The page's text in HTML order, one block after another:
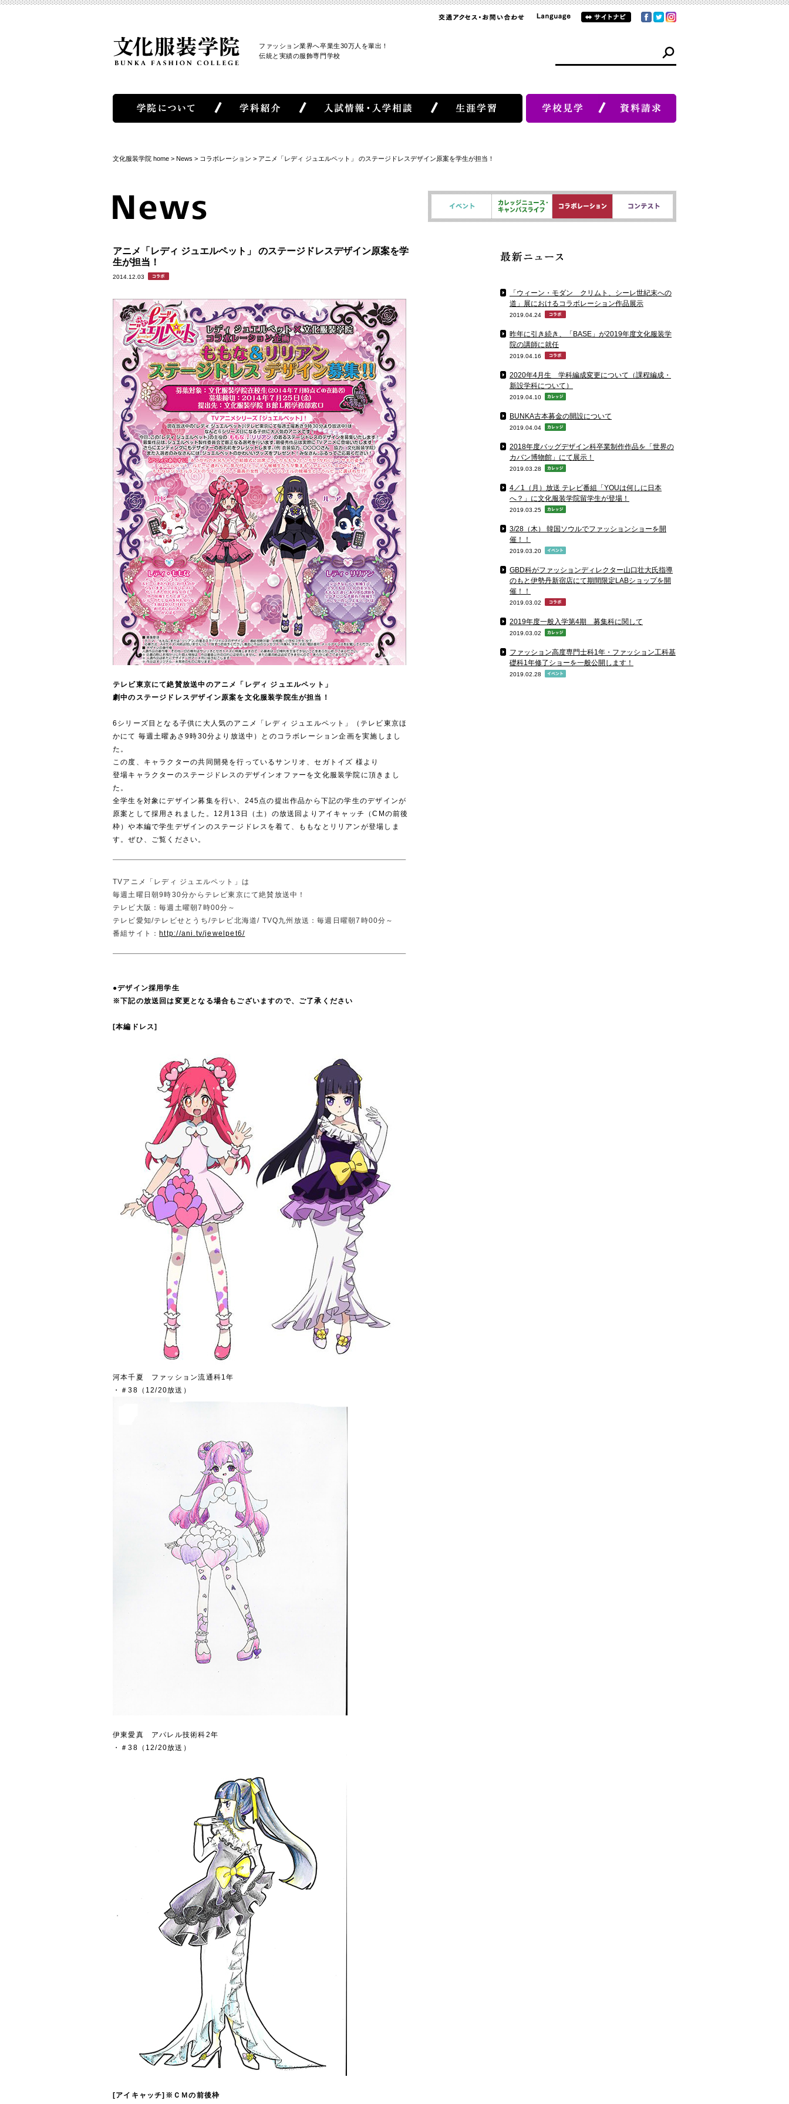
ファッション業界へ卒業生30万人を輩出！
伝統と実績の服飾専門学校
文化服装学院 home > News > コラボレーション > アニメ「レディ ジュエルペット」 のステージドレスデザイン原案を学生が担当！
アニメ「レディ ジュエルペット」 のステージドレスデザイン原案を学
生が担当！
2014.12.03
テレビ東京にて絶賛放送中のアニメ「レディ ジュエルペット」
劇中のステージドレスデザイン原案を文化服装学院生が担当！
6シリーズ目となる子供に大人気のアニメ「レディ ジュエルペット」（テレビ東京ほ
かにて 毎週土曜あさ9時30分より放送中）とのコラボレーション企画を実施しまし
た。
この度、キャラクターの共同開発を行っているサンリオ、セガトイズ 様より
登場キャラクターのステージドレスのデザインオファーを文化服装学院に頂きまし
た。
全学生を対象にデザイン募集を行い、245点の提出作品から下記の学生のデザインが
原案として採用されました。12月13日（土）の放送回よりアイキャッチ（CMの前後
枠）や本編で学生デザインのステージドレスを着て、ももなとリリアンが登場しま
す。ぜひ、ご覧ください。
TVアニメ「レディ ジュエルペット」は
毎週土曜日朝9時30分からテレビ東京にて絶賛放送中！
テレビ大阪：毎週土曜朝7時00分～
テレビ愛知/テレビせとうち/テレビ北海道/ TVQ九州放送：毎週日曜朝7時00分～
番組サイト：http://ani.tv/jewelpet6/
●デザイン採用学生
※下記の放送回は変更となる場合もございますので、ご了承ください
[本編ドレス]
河本千夏 ファッション流通科1年
・＃38（12/20放送）
伊東愛真 アパレル技術科2年
・＃38（12/20放送）
[アイキャッチ]※ＣＭの前後枠
「ウィーン・モダン クリムト、シーレ世紀末への
道」展におけるコラボレーション作品展示
2019.04.24
昨年に引き続き、「BASE」が2019年度文化服装学
院の講師に就任
2019.04.16
2020年4月生 学科編成変更について（課程編成・
新設学科について）
2019.04.10
BUNKA古本募金の開設について
2019.04.04
2018年度バッグデザイン科卒業制作作品を「世界の
カバン博物館」にて展示！
2019.03.28
4／1（月）放送 テレビ番組「YOUは何しに日本
へ？」に文化服装学院留学生が登場！
2019.03.25
3/28（木） 韓国ソウルでファッションショーを開
催！！
2019.03.20
GBD科がファッションディレクター山口壮大氏指導
のもと伊勢丹新宿店にて期間限定LABショップを開
催！！
2019.03.02
2019年度一般入学第4期 募集科に関して
2019.03.02
ファッション高度専門士科1年・ファッション工科基
礎科1年修了ショーを一般公開します！
2019.02.28